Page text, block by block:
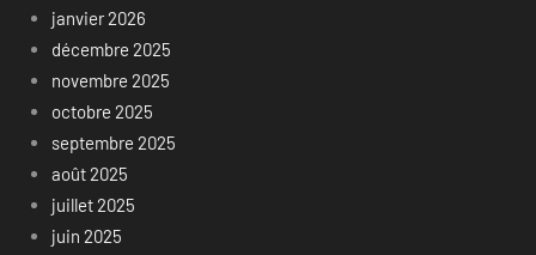
janvier 2026
décembre 2025
novembre 2025
octobre 2025
septembre 2025
août 2025
juillet 2025
juin 2025